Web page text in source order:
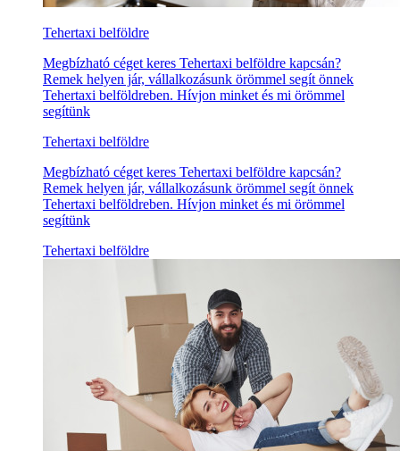
Tehertaxi belföldre
Megbízható céget keres Tehertaxi belföldre kapcsán?
Remek helyen jár, vállalkozásunk örömmel segít önnek
Tehertaxi belföldreben. Hívjon minket és mi örömmel
segítünk
Tehertaxi belföldre
Megbízható céget keres Tehertaxi belföldre kapcsán?
Remek helyen jár, vállalkozásunk örömmel segít önnek
Tehertaxi belföldreben. Hívjon minket és mi örömmel
segítünk
Tehertaxi belföldre